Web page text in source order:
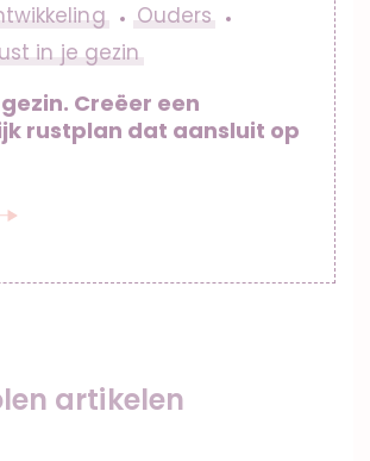
Ouders
in je gezin
Creëer een
rustplan dat aansluit op
artikelen